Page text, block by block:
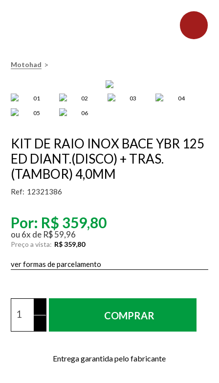
Motohad >
KIT DE RAIO INOX BACE YBR 125
ED DIANT.(DISCO) + TRAS.
(TAMBOR) 4,0MM
Ref: 12321386
Por: R$ 359,80
ou 6x de R$ 59,96
Preço a vista: R$ 359,80
ver formas de parcelamento
COMPRAR
Entrega garantida pelo fabricante